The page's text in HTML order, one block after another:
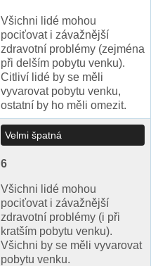
Všichni lidé mohou
pociťovat i závažnější
zdravotní problémy (zejména
při delším pobytu venku).
Citliví lidé by se měli
vyvarovat pobytu venku,
ostatní by ho měli omezit.
Velmi špatná
6
Všichni lidé mohou
pociťovat i závažnější
zdravotní problémy (i při
kratším pobytu venku).
Všichni by se měli vyvarovat
pobytu venku.